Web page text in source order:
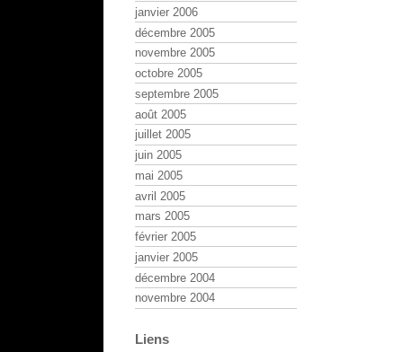
janvier 2006
décembre 2005
novembre 2005
octobre 2005
septembre 2005
août 2005
juillet 2005
juin 2005
mai 2005
avril 2005
mars 2005
février 2005
janvier 2005
décembre 2004
novembre 2004
Liens